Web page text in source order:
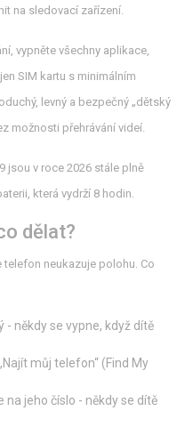
na sledovací zařízení.
vypněte všechny aplikace,
SIM kartu s minimálním
levný a bezpečný „dětský
možnosti přehrávání videí.
jsou v roce 2026 stále plně
která vydrží 8 hodin.
dělat?
neukazuje polohu. Co
někdy se vypne, když dítě
můj telefon“ (Find My
jeho číslo - někdy se dítě